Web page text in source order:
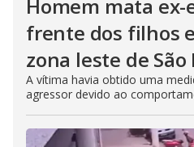
Homem mata ex-
frente dos filhos
zona leste de São
A vítima havia obtido uma
agressor devido ao